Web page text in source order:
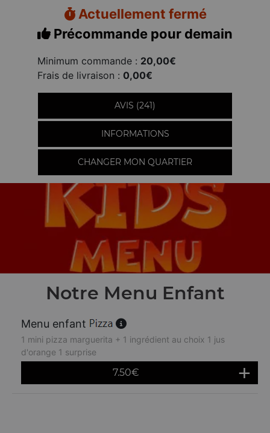
Actuellement fermé
Précommande pour demain
Minimum commande : 20,00€
Frais de livraison : 0,00€
AVIS (241)
INFORMATIONS
CHANGER MON QUARTIER
Notre Menu Enfant
Menu enfant
1 mini pizza marguerita + 1 ingrédient au choix 1 jus
d'orange 1 surprise
7.50€